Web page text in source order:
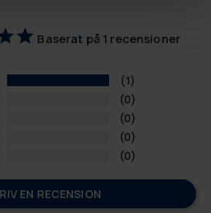
Baserat på 1 recensioner
1
0
0
0
0
EN RECENSION